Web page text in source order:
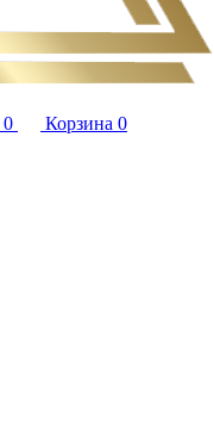
0 Корзина 0